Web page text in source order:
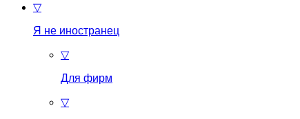
▽
Я не иностранец
▽
Для фирм
▽